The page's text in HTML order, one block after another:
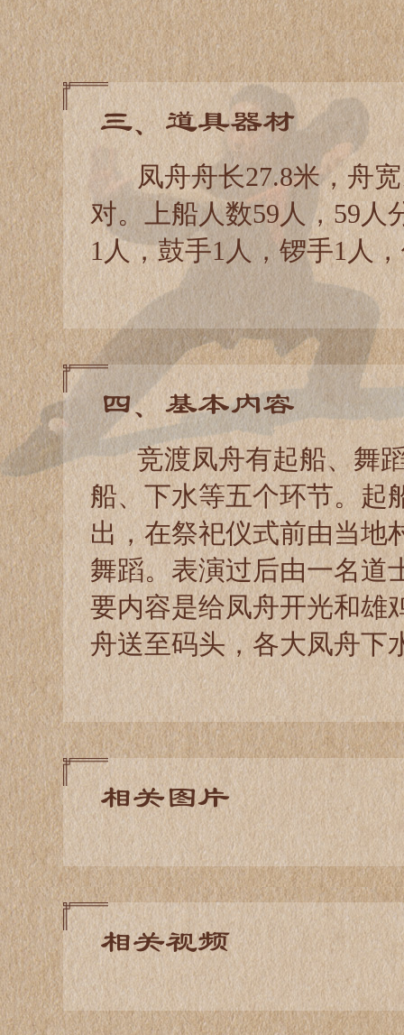
三、道具器材
凤舟舟长27.8米，舟宽
对。上船人数59人，59人
1人，鼓手1人，锣手1人
四、基本内容
竞渡凤舟有起船、舞
船、下水等五个环节。起
出，在祭祀仪式前由当地
舞蹈。表演过后由一名道
要内容是给凤舟开光和雄
舟送至码头，各大凤舟下
相关图片
相关视频